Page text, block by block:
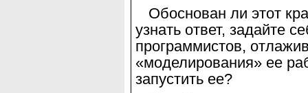
Обоснован ли этот
узнать ответ, задайте
программистов,
«моделирования» ее
запустить ее?